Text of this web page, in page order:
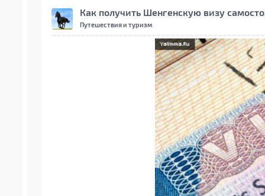
Как получить Шенгенскую визу
Путешествия и туризм